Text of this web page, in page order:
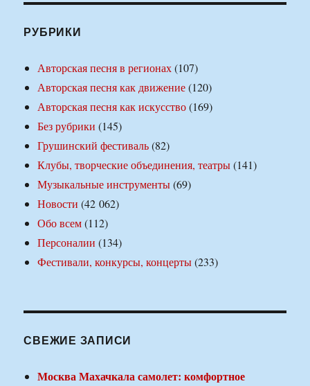
РУБРИКИ
Авторская песня в регионах(107)
Авторская песня как движение(120)
Авторская песня как искусство(169)
Без рубрики (145)
Грушинский фестиваль(82)
Клубы, творческие объединения, театры(141)
Музыкальные инструменты(69)
Новости (42 062)
Обо всем(112)
Персоналии (134)
Фестивали, конкурсы, концерты(233)
СВЕЖИЕ ЗАПИСИ
Москва Махачкала самолет: комфортное